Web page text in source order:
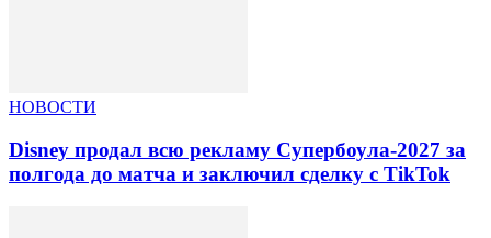
НОВОСТИ
Disney продал всю рекламу Супербоула-2027 за
полгода до матча и заключил сделку с TikTok